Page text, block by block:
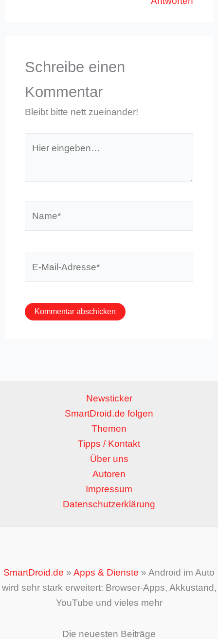
Schreibe einen
Kommentar
Bleibt bitte nett zueinander!
eingeben…
Newsticker
SmartDroid.de folgen
Themen
Tipps / Kontakt
Über uns
Autoren
Impressum
Datenschutzerklärung
SmartDroid.de » Apps & Dienste » Android im Auto
wird sehr stark erweitert: Browser-Apps, Akkustand,
YouTube und vieles mehr
Die neuesten Beiträge